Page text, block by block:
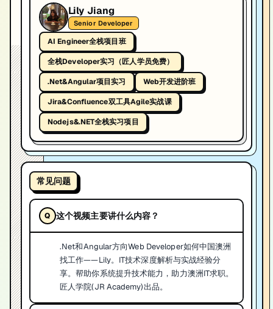
Lily Jiang
Senior Developer
AI Engineer全栈项目班
全栈Developer实习（匠人学员免费）
.Net&Angular项目实习 Web开发进阶班
Jira&Confluence双工具Agile实战课
Nodejs&.NET全栈实习项目
常见问题
这个视频主要讲什么内容？
.Net和Angular方向Web Developer如何中国澳洲
找工作——Lily。IT技术深度解析与实战经验分
享。帮助你系统提升技术能力，助力澳洲IT求职。
匠人学院(JR Academy)出品。